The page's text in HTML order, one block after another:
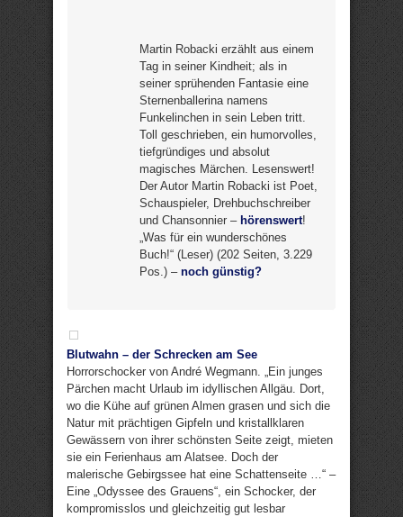
Martin Robacki erzählt aus einem
Tag in seiner Kindheit; als in
seiner sprühenden Fantasie eine
Sternenballerina namens
Funkelinchen in sein Leben tritt.
Toll geschrieben, ein humorvolles,
tiefgründiges und absolut
magisches Märchen. Lesenswert!
Der Autor Martin Robacki ist Poet,
Schauspieler, Drehbuchschreiber
und Chansonnier – hörenswert!
„Was für ein wunderschönes
Buch!“ (Leser) (202 Seiten, 3.229
Pos.) – noch günstig?
Blutwahn – der Schrecken am See
Horrorschocker von André Wegmann. „Ein junges
Pärchen macht Urlaub im idyllischen Allgäu. Dort,
wo die Kühe auf grünen Almen grasen und sich die
Natur mit prächtigen Gipfeln und kristallklaren
Gewässern von ihrer schönsten Seite zeigt, mieten
sie ein Ferienhaus am Alatsee. Doch der
malerische Gebirgssee hat eine Schattenseite …“ –
Eine „Odyssee des Grauens“, ein Schocker, der
kompromisslos und gleichzeitig gut lesbar